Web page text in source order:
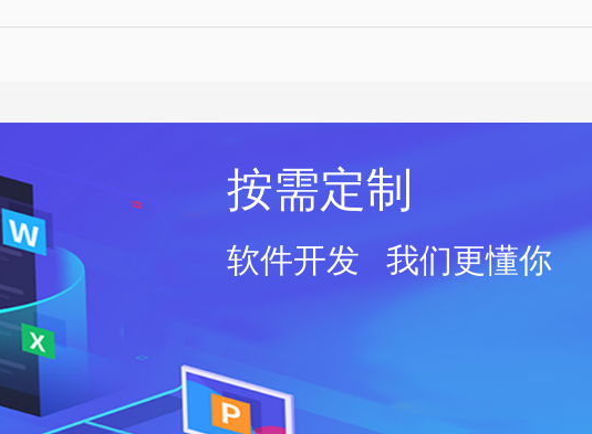
按需定制
软件开发 我们更懂你